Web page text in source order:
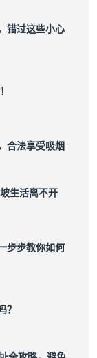
错过这些小心
合法享受吸烟
生活离不开
步步教你如何
？